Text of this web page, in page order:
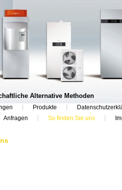
Alternative Methoden
Produkte
Anfragen So finden Sie uns